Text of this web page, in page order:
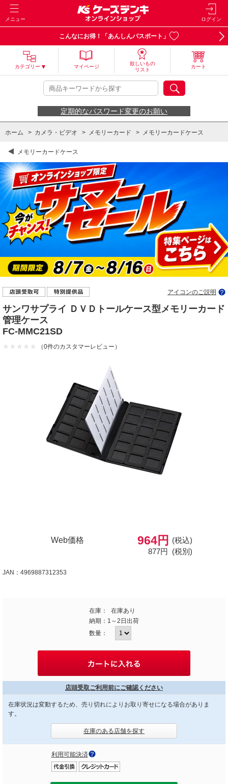
メニュー ログイン
こんなにお得！「あんしんパスポート」
カテゴリー マイページ
欲しいもの
リスト
カート
定期的なパスワード変更のお願い
ホーム > カメラ・ビデオ > メモリーカード > メモリーカードケース
メモリーカードケース
アイコンのご説明
サンワサプライ ＤＶＤトールケース型メモリーカード
管理ケース
FC-MMC21SD
（0件のカスタマーレビュー）
Web価格 964円
(税込)
877円 (税別)
JAN：4969887312353
在庫：
在庫あり
納期： 1～2日出荷
数量：
店頭受取ご利用前にご確認ください
在庫状況は変動するため、売り切れによりお取り寄せになる場合がありま
す。
在庫のある店舗を探す
利用可能決済